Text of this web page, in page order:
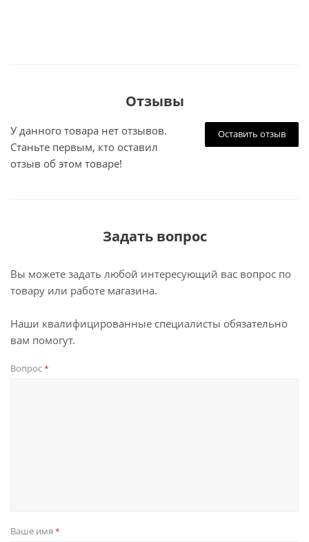
Отзывы
Оставить отзыв
У данного товара нет отзывов.
Станьте первым, кто оставил
отзыв об этом товаре!
Задать вопрос
Вы можете задать любой интересующий вас вопрос по
товару или работе магазина.
Наши квалифицированные специалисты обязательно
вам помогут.
Вопрос*
Ваше имя *